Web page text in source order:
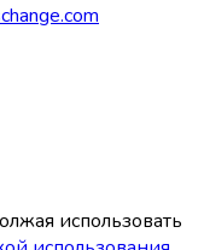
использовать